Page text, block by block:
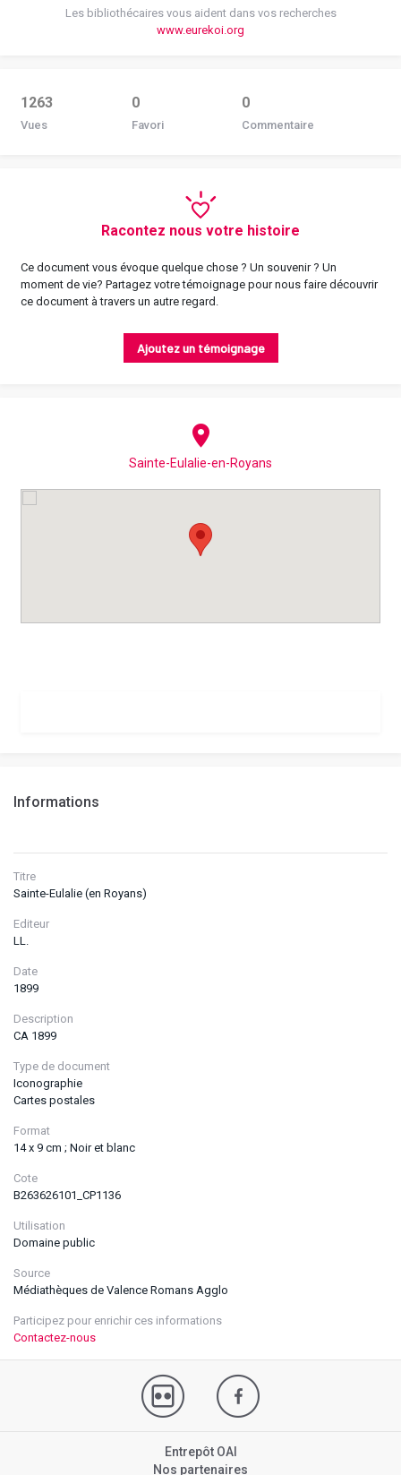
Informations
Titre
Sainte-Eulalie (en Royans)
Editeur
LL.
Date
1899
Description
CA 1899
Type de document
Iconographie
Cartes postales
Format
14 x 9 cm ; Noir et blanc
Cote
B263626101_CP1136
Utilisation
Domaine public
Source
Médiathèques de Valence Romans Agglo
Participez pour enrichir ces informations
Contactez-nous
Les bibliothécaires vous aident dans vos recherches
www.eurekoi.org
1263
Vues
0
Favori
0
Commentaire
Racontez nous votre histoire
Ce document vous évoque quelque chose ? Un souvenir ? Un
moment de vie? Partagez votre témoignage pour nous faire découvrir
ce document à travers un autre regard.
Ajoutez un témoignage
Sainte-Eulalie-en-Royans
Entrepôt OAI
Nos partenaires